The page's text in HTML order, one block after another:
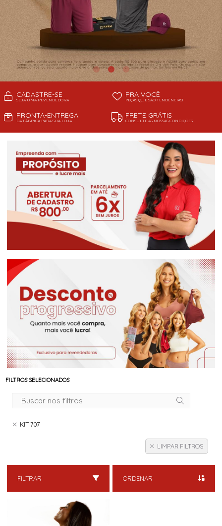
CADASTRE-SE
SEJA UMA REVENDEDORA
PRA VOCÊ
PEÇAS QUE SÃO TENDÊNCIAS!
PRONTA-ENTREGA
DA FÁBRICA PARA SUA LOJA
FRETE GRÁTIS
CONSULTE AS NOSSAS CONDIÇÕES
FILTROS SELECIONADOS
KIT 707
LIMPAR FILTROS
FILTRAR ORDENAR